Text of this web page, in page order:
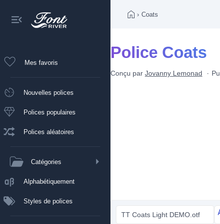
Mes favoris
Nouvelles polices
Polices populaires
Polices aléatoires
Catégories
Alphabétiquement
Styles de polices
› Coats
Police Coats
Conçu par Jovanny Lemonad
TT Coats Light DEMO.otf